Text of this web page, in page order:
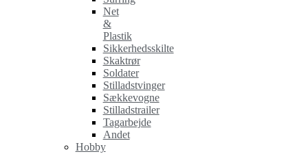
Net
&
Plastik
Sikkerhedsskilte
Skaktrør
Soldater
Stilladstvinger
Sækkevogne
Stilladstrailer
Tagarbejde
Andet
Hobby